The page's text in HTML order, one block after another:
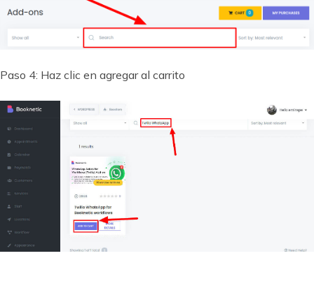
Paso 4: Haz clic en agregar al carrito